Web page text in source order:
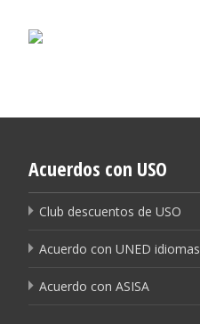
Acuerdos con USO
Club descuentos de USO
Acuerdo con UNED idiomas
Acuerdo con ASISA